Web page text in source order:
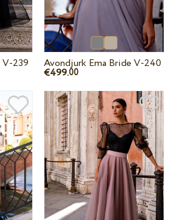
V-239 Avondjurk Ema Bride V-240
€499.00